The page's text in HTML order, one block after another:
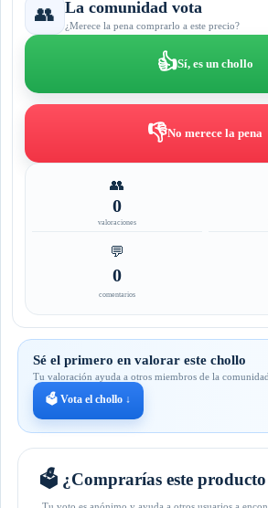
👥 La comunidad vota
¿Merece la pena comprarlo a este precio?
👍Sí, es un chollo
👎No merece la pena
👥
0
valoraciones
💬
0
comentarios
Sé el primero en valorar este chollo
Tu valoración ayuda a otros miembros de la
🗳️ Vota el chollo ↓
🗳️ ¿Comprarías este producto